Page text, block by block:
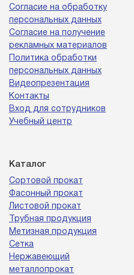
Согласие на обработку
персональных данных
Согласие на получение
рекламных материалов
Политика обработки
персональных данных
Видеопрезентация
Контакты
Вход для сотрудников
Учебный центр
Каталог
Сортовой прокат
Фасонный прокат
Листовой прокат
Трубная продукция
Метизная продукция
Сетка
Нержавеющий
металлопрокат